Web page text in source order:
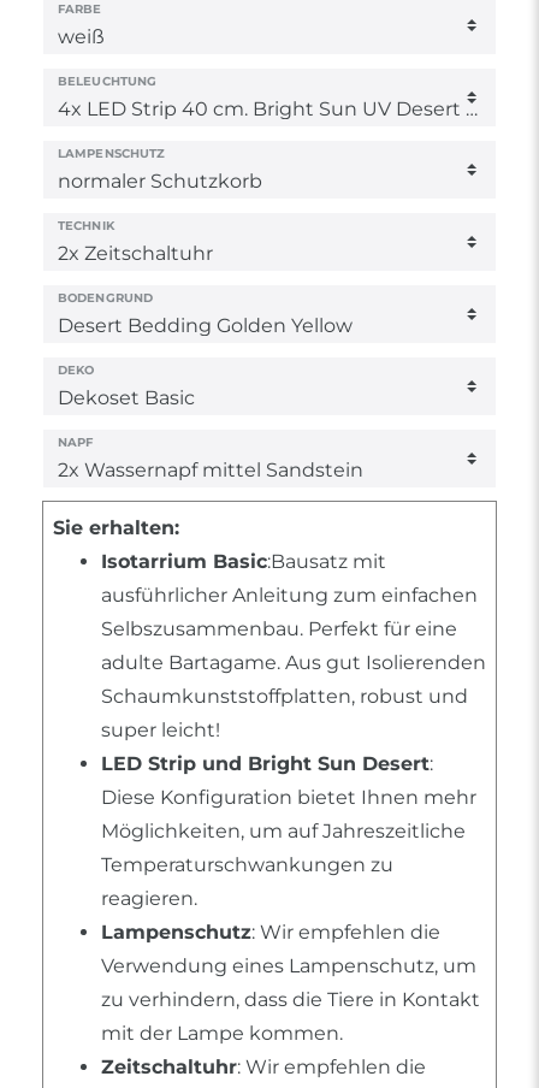
FARBE
BELEUCHTUNG
LAMPENSCHUTZ
TECHNIK
BODENGRUND
DEKO
NAPF
Sie erhalten:
Isotarrium Basic:Bausatz mit
ausführlicher Anleitung zum einfachen
Selbszusammenbau. Perfekt für eine
adulte Bartagame. Aus gut Isolierenden
Schaumkunststoffplatten, robust und
super leicht!
LED Strip und Bright Sun Desert:
Diese Konfiguration bietet Ihnen mehr
Möglichkeiten, um auf Jahreszeitliche
Temperaturschwankungen zu
reagieren.
Lampenschutz: Wir empfehlen die
Verwendung eines Lampenschutz, um
zu verhindern, dass die Tiere in Kontakt
mit der Lampe kommen.
Zeitschaltuhr: Wir empfehlen die